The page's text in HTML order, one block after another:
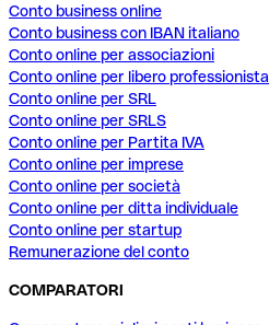
Conto business online
Conto business con IBAN italiano
Conto online per associazioni
Conto online per libero professionista
Conto online per SRL
Conto online per SRLS
Conto online per Partita IVA
Conto online per imprese
Conto online per società
Conto online per ditta individuale
Conto online per startup
Remunerazione del conto
COMPARATORI